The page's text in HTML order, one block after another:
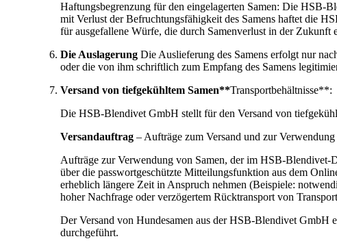
Haftungsbegrenzung für den eingelagerten Samen: Die HSB-
mit Verlust der Befruchtungsfähigkeit des Samens haftet die
für ausgefallene Würfe, die durch Samenverlust in der Zukunft
Die Auslagerung Die Auslieferung des Samens erfolgt nur
oder die von ihm schriftlich zum Empfang des Samens
Versand von tiefgekühltem Samen**Transportbehältnisse**:
Die HSB-Blendivet GmbH stellt für den Versand von
Versandauftrag – Aufträge zum Versand und zur
Aufträge zur Verwendung von Samen, der im HSB-Blendivet-
über die passwortgeschützte Mitteilungsfunktion aus dem
erheblich längere Zeit in Anspruch nehmen (Beispiele:
hoher Nachfrage oder verzögertem Rücktransport von
Der Versand von Hundesamen aus der HSB-Blendivet GmbH
durchgeführt.